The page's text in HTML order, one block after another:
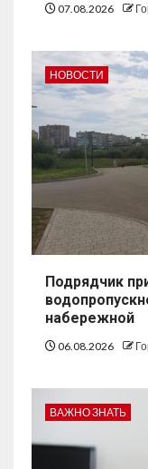
07.08.2026
НОВОСТИ
Подрядчик
набережной
06.08.2026
ВАЖНО ЗНАТЬ